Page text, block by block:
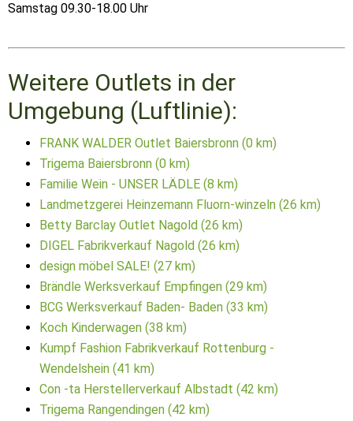
Samstag 09.30-18.00 Uhr
Weitere Outlets in der
Umgebung (Luftlinie):
FRANK WALDER Outlet Baiersbronn (0 km)
Trigema Baiersbronn (0 km)
Familie Wein - UNSER LÄDLE (8 km)
Landmetzgerei Heinzemann Fluorn-winzeln (26 km)
Betty Barclay Outlet Nagold (26 km)
DIGEL Fabrikverkauf Nagold (26 km)
design möbel SALE! (27 km)
Brändle Werksverkauf Empfingen (29 km)
BCG Werksverkauf Baden- Baden (33 km)
Koch Kinderwagen (38 km)
Kumpf Fashion Fabrikverkauf Rottenburg -
Wendelshein (41 km)
Con -ta Herstellerverkauf Albstadt (42 km)
Trigema Rangendingen (42 km)